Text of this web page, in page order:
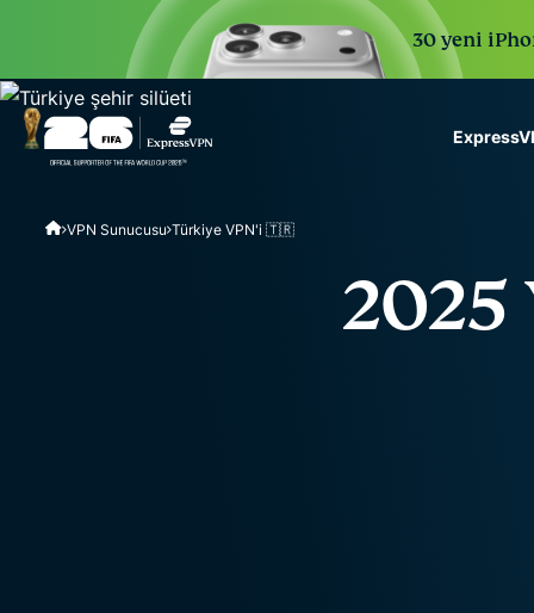
30 yeni
scale.
VPN Sunucusu Türkiye VPN'i 🇹🇷
2025